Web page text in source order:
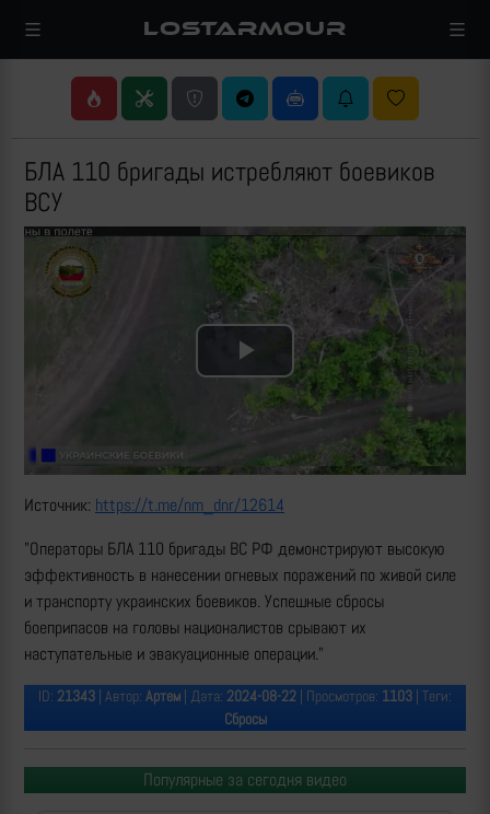
LOSTARMOUR
БЛА 110 бригады истребляют боевиков
ВСУ
Play
Video
Источник: https://t.me/nm_dnr/12614
"Операторы БЛА 110 бригады ВС РФ демонстрируют высокую
эффективность в нанесении огневых поражений по живой силе
и транспорту украинских боевиков. Успешные сбросы
боеприпасов на головы националистов срывают их
наступательные и эвакуационные операции."
ID: 21343 | Автор: Артем | Дата: 2024-08-22 | Просмотров: 1103 | Теги:
Сбросы
Популярные за сегодня видео